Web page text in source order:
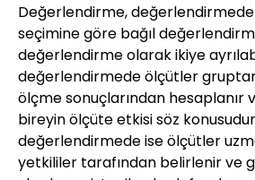
Değerlendirme,
seçimine göre bağıl
değerlendirme olarak ikiye
değerlendirmede ölçütler
ölçme sonuçlarından hesaplanır
bireyin ölçüte etkisi söz
değerlendirmede ise ölçütler
yetkililer tarafından belirlenir ve